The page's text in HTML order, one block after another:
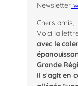
Newsletter
Chers amis,
Voici la
avec le
Grande
Il s’agit en